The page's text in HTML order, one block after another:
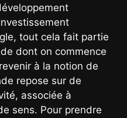
tout cela fait partie
dont on commence
à la notion de
repose sur de
associée à
sens. Pour prendre